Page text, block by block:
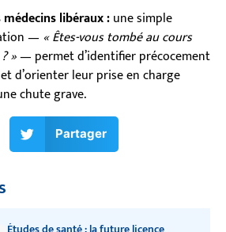
libéraux :une simple
— « Êtes-vous tombé au cours
»— permet d’identifier précocement
d’orienter leur prise en charge
chute grave.
Partager